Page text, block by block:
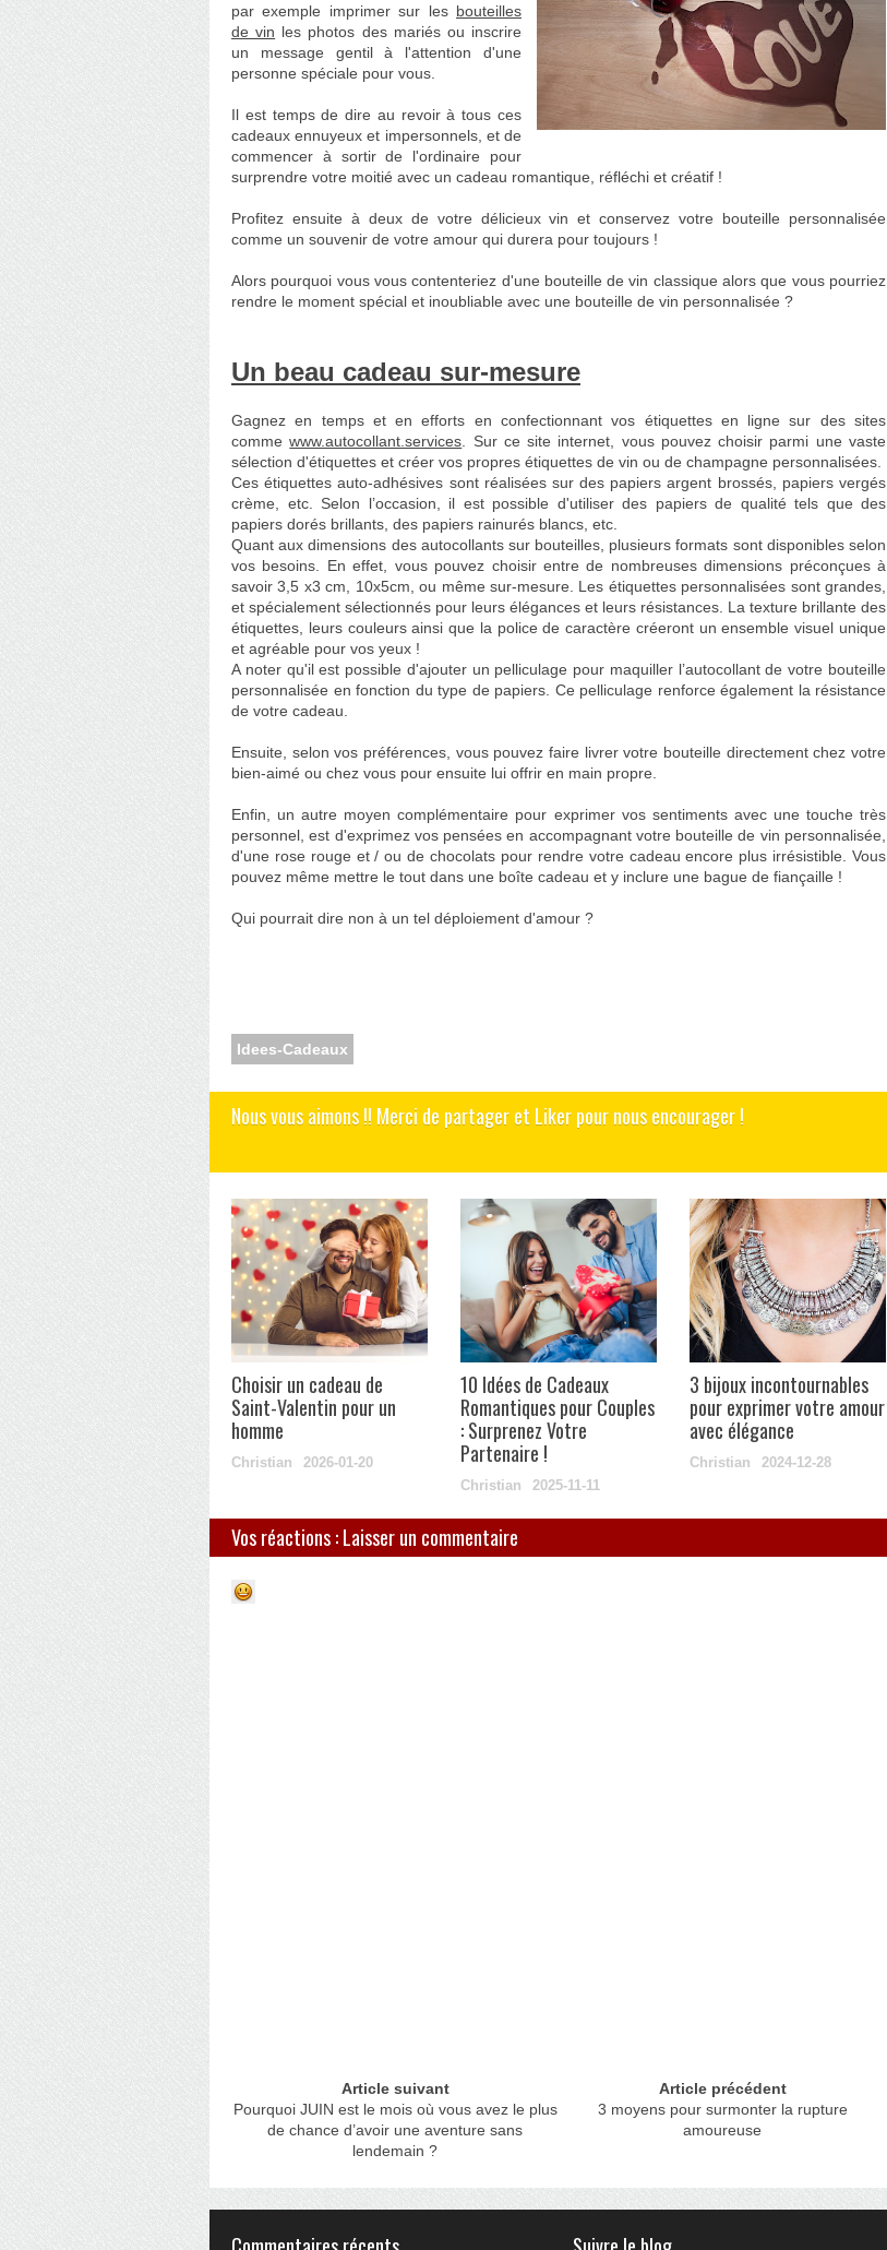
par exemple imprimer sur les bouteilles
de vin les photos des mariés ou inscrire
un message gentil à l'attention d'une
personne spéciale pour vous.
Il est temps de dire au revoir à tous ces
cadeaux ennuyeux et impersonnels, et de
commencer à sortir de l'ordinaire pour
surprendre votre moitié avec un cadeau romantique, réfléchi et créatif !
Profitez ensuite à deux de votre délicieux vin et conservez votre bouteille personnalisée
comme un souvenir de votre amour qui durera pour toujours !
Alors pourquoi vous vous contenteriez d'une bouteille de vin classique alors que vous pourriez
rendre le moment spécial et inoubliable avec une bouteille de vin personnalisée ?
Un beau cadeau sur-mesure
Gagnez en temps et en efforts en confectionnant vos étiquettes en ligne sur des sites
commewww.autocollant.services
Sur ce site internet, vous pouvez choisir parmi une vaste
sélection d'étiquettes et créer vos propres étiquettes de vin ou de champagne personnalisées.
Ces étiquettes auto-adhésives sont réalisées sur des papiers argent brossés, papiers vergés
crème, etc. Selon l’occasion, il est possible d'utiliser des papiers de qualité tels que des
papiers dorés brillants, des papiers rainurés blancs, etc.
Quant aux dimensions des autocollants sur bouteilles, plusieurs formats sont disponibles selon
vos besoins. En effet, vous pouvez choisir entre de nombreuses dimensions préconçues à
savoir 3,5 x3 cm, 10x5cm, ou même sur-mesure. Les étiquettes personnalisées sont grandes,
et spécialement sélectionnés pour leurs élégances et leurs résistances. La texture brillante des
étiquettes, leurs couleurs ainsi que la police de caractère créeront un ensemble visuel unique
et agréable pour vos yeux !
A noter qu'il est possible d'ajouter un pelliculage pour maquiller l’autocollant de votre bouteille
personnalisée en fonction du type de papiers. Ce pelliculage renforce également la résistance
de votre cadeau.
Ensuite, selon vos préférences, vous pouvez faire livrer votre bouteille directement chez votre
bien-aimé ou chez vous pour ensuite lui offrir en main propre.
Enfin, un autre moyen complémentaire pour exprimer vos sentiments avec une touche très
personnel, est d'exprimez vos pensées en accompagnant votre bouteille de vin personnalisée,
d'une rose rouge et / ou de chocolats pour rendre votre cadeau encore plus irrésistible. Vous
pouvez même mettre le tout dans une boîte cadeau et y inclure une bague de fiançaille !
Qui pourrait dire non à un tel déploiement d'amour ?
Idees-Cadeaux
Nous vous aimons !! Merci de partager et Liker pour nous encourager !
Choisir un cadeau de
Saint-Valentin pour un
homme
Christian 2026-01-20
10 Idées de Cadeaux
Romantiques pour Couples
: Surprenez Votre
Partenaire !
Christian 2025-11-11
3 bijoux incontournables
pour exprimer votre amour
avec élégance
Christian 2024-12-28
Vos réactions : Laisser un commentaire
Article suivant
Pourquoi JUIN est le mois où vous avez le plus
de chance d’avoir une aventure sans
lendemain ?
Article précédent
3 moyens pour surmonter la rupture
amoureuse